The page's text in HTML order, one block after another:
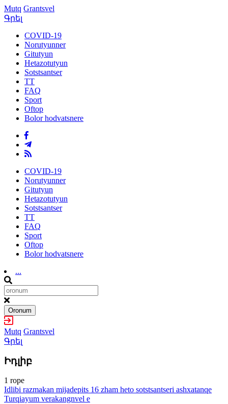
Mutq Grantsvel
Գրել
COVID-19
Norutyunner
Gitutyun
Hetazotutyun
Sotstsantser
TT
FAQ
Sport
Oftop
Bolor hodvatsnere
COVID-19
Norutyunner
Gitutyun
Hetazotutyun
Sotstsantser
TT
FAQ
Sport
Oftop
Bolor hodvatsnere
...
Oronum
Mutq Grantsvel
Գրել
Իդլիբ
1 rope
Idlibi razmakan mijadepits 16 zham heto sotstsantseri ashxatanqe
Turqiayum verakangnvel e